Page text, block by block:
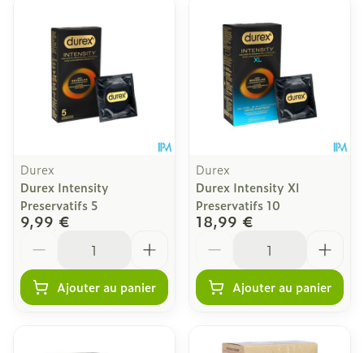
Durex
Durex Intensity
Preservatifs 5
9,99 €
Ajouter au panier
Durex
Durex Intensity Xl
Preservatifs 10
18,99 €
Ajouter au panier